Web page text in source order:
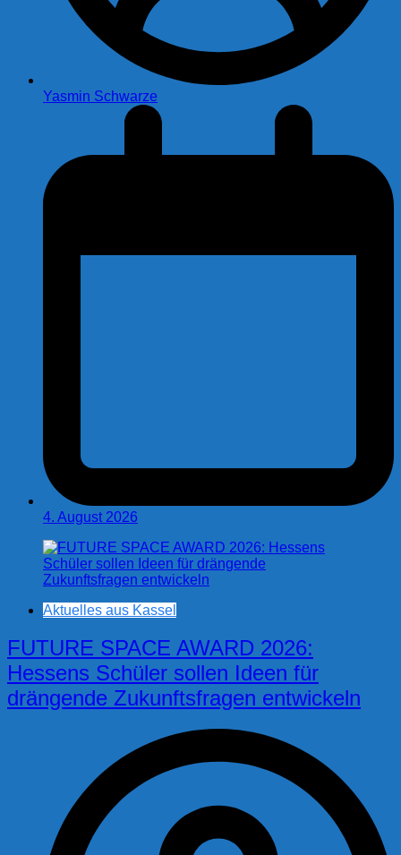
Yasmin Schwarze
4. August 2026
Aktuelles aus Kassel
FUTURE SPACE AWARD 2026:
Hessens Schüler sollen Ideen für
drängende Zukunftsfragen entwickeln